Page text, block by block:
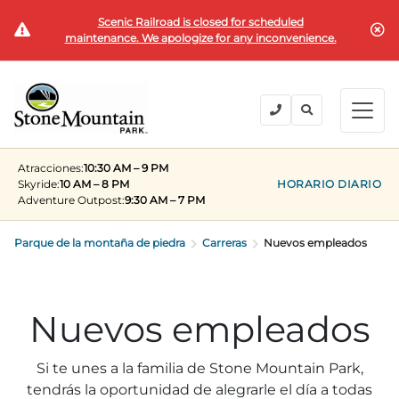
Scenic Railroad is closed for scheduled
maintenance. We apologize for any inconvenience.
Explora el parque
BACK
PLANIFICA TU VISITA
Horas de funcionamiento
Próximos Eventos
Entradas y pases
BACK
Miembros actuales
Festivales y eventos
BACK
Fin de semana del Día de los Caídos
Lift Every Voice
Fin de semana del Día del Trabajo
BACK
Grupos
BACK
PLANIFICACIÓN DE SU VISITA GRUPAL
Grupos de 15+
Reuniones familiares
Planificar un evento
COMPRAR BOLETOS
Atracciones:10:30 AM – 9 PM
Skyride:10 AM – 8 PM
Adventure Outpost:9:30 AM – 7 PM
HORARIO DIARIO
Parque de la montaña de piedra Carreras Nuevos empleados
Nuevos empleados
Si te unes a la familia de Stone Mountain Park,
tendrás la oportunidad de alegrarle el día a todas